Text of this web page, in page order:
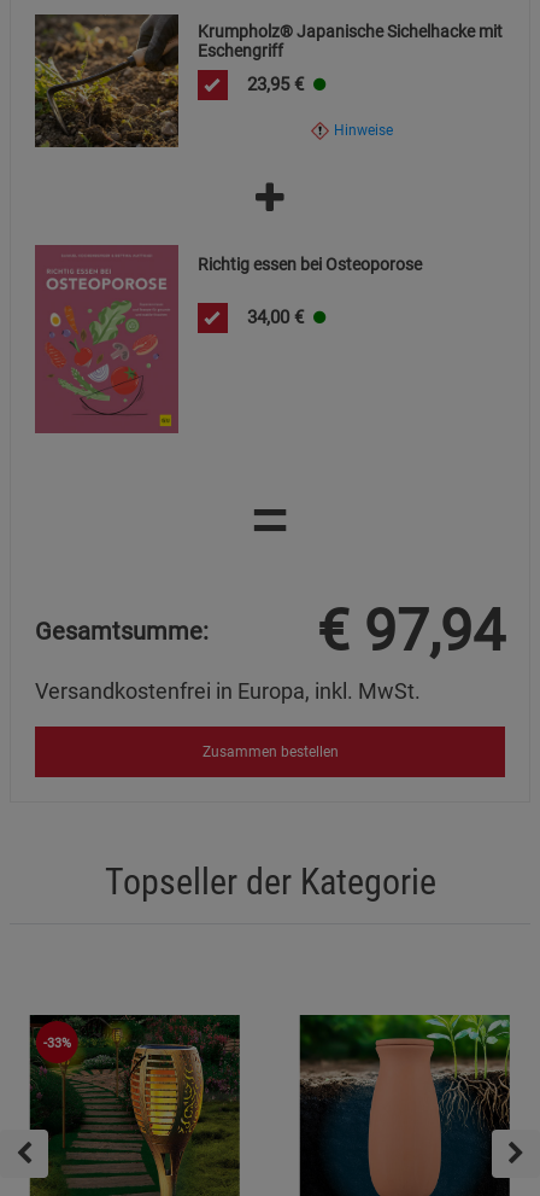
Krumpholz® Japanische Sichelhacke mit
Eschengriff
23,95 €
Hinweise
Richtig essen bei Osteoporose
34,00 €
=
Gesamtsumme: € 97,94
Versandkostenfrei in Europa, inkl. MwSt.
Zusammen bestellen
Topseller der Kategorie
-33%